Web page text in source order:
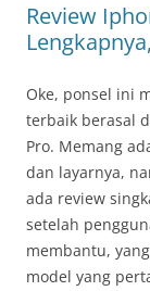
Review
Oke, ponsel ini
terbaik berasal
Pro. Memang
dan layarnya,
ada review
setelah
membantu,
model yang